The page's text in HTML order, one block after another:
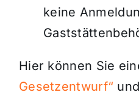
keine
Hier können Sie
Gesetzentwurf“